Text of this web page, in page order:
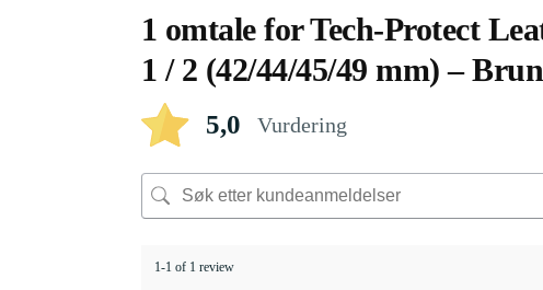
1 omtale forTech-Protect
1 / 2 (42/44/45/49 mm) – Brun
5,0 Vurdering
1-1 of 1 review